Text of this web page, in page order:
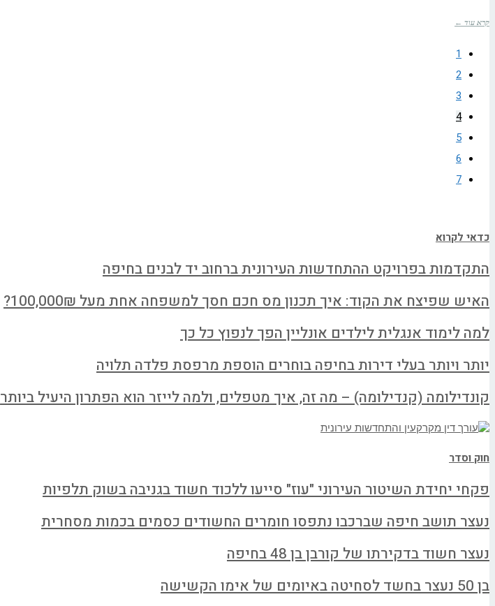
קרא עוד ←
1
2
3
4
5
6
7
כדאי לקרוא
התקדמות בפרויקט ההתחדשות העירונית ברחוב יד לבנים בחיפה
האיש שפיצח את הקוד: איך תכנון מס חכם חסך למשפחה אחת מעל 100,000₪?
למה לימוד אנגלית לילדים אונליין הפך לנפוץ כל כך
יותר ויותר בעלי דירות בחיפה בוחרים הוספת מרפסת פלדה תלויה
קונדילומה (קנדילומה) – מה זה, איך מטפלים, ולמה לייזר הוא הפתרון היעיל ביותר
חוק וסדר
פקחי יחידת השיטור העירוני "עוז" סייעו ללכוד חשוד בגניבה בשוק תלפיות
נעצר תושב חיפה שברכבו נתפסו חומרים החשודים כסמים בכמות מסחרית
נעצר חשוד בדקירתו של קורבן בן 48 בחיפה
בן 50 נעצר בחשד לסחיטה באיומים של אימו הקשישה